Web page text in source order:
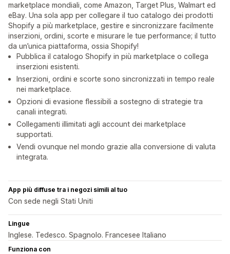
marketplace mondiali, come Amazon, Target Plus, Walmart ed
eBay. Una sola app per collegare il tuo catalogo dei prodotti
Shopify a più marketplace, gestire e sincronizzare facilmente
inserzioni, ordini, scorte e misurare le tue performance; il tutto
da un’unica piattaforma, ossia Shopify!
Pubblica il catalogo Shopify in più marketplace o collega
inserzioni esistenti.
Inserzioni, ordini e scorte sono sincronizzati in tempo reale
nei marketplace.
Opzioni di evasione flessibili a sostegno di strategie tra
canali integrati.
Collegamenti illimitati agli account dei marketplace
supportati.
Vendi ovunque nel mondo grazie alla conversione di valuta
integrata.
App più diffuse tra i negozi simili al tuo
Con sede negli Stati Uniti
Lingue
Inglese. Tedesco. Spagnolo. Francesee Italiano
Funziona con